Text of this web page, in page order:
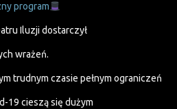
program
Iluzji dostarczył
wrażeń.
trudnym czasie pełnym ograniczeń
19 cieszą się dużym